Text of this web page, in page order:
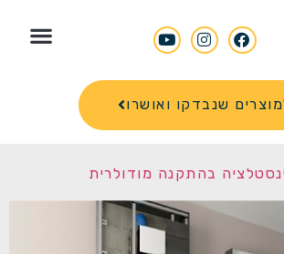
שנבדקו ואושרו